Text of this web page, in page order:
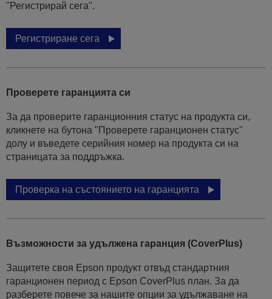
"Регистрирай сега".
Регистриране сега
Проверете гаранцията си
За да проверите гаранционния статус на продукта си,
кликнете на бутона "Проверете гаранционен статус"
долу и въведете серийния номер на продукта си на
страницата за поддръжка.
Проверка на състоянието на гаранцията
Възможности за удължена гаранция (CoverPlus)
Защитете своя Epson продукт отвъд стандартния
гаранционен период с Epson CoverPlus план. За да
разберете повече за нашите опции за удължаване на